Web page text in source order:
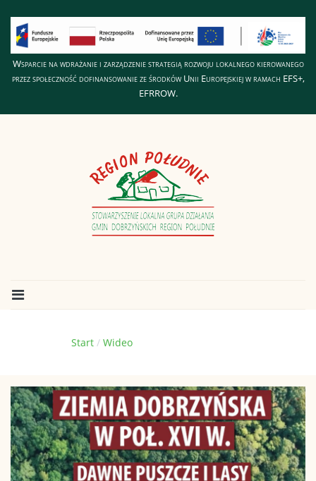
Wsparcie na wdrażanie i zarządzenie strategią rozwoju lokalnego kierowanego
przez społeczność dofinansowanie ze środków Unii Europejskiej w ramach EFS+,
EFRROW.
Start Wideo